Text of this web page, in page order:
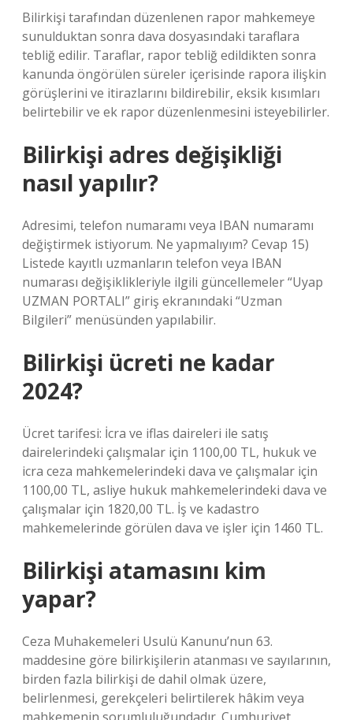
Bilirkişi tarafından düzenlenen rapor mahkemeye
sunulduktan sonra dava dosyasındaki taraflara
tebliğ edilir. Taraflar, rapor tebliğ edildikten sonra
kanunda öngörülen süreler içerisinde rapora ilişkin
görüşlerini ve itirazlarını bildirebilir, eksik kısımları
belirtebilir ve ek rapor düzenlenmesini isteyebilirler.
Bilirkişi adres değişikliği
nasıl yapılır?
Adresimi, telefon numaramı veya IBAN numaramı
değiştirmek istiyorum. Ne yapmalıyım? Cevap 15)
Listede kayıtlı uzmanların telefon veya IBAN
numarası değişiklikleriyle ilgili güncellemeler “Uyap
UZMAN PORTALI” giriş ekranındaki “Uzman
Bilgileri” menüsünden yapılabilir.
Bilirkişi ücreti ne kadar
2024?
Ücret tarifesi: İcra ve iflas daireleri ile satış
dairelerindeki çalışmalar için 1100,00 TL, hukuk ve
icra ceza mahkemelerindeki dava ve çalışmalar için
1100,00 TL, asliye hukuk mahkemelerindeki dava ve
çalışmalar için 1820,00 TL. İş ve kadastro
mahkemelerinde görülen dava ve işler için 1460 TL.
Bilirkişi atamasını kim
yapar?
Ceza Muhakemeleri Usulü Kanunu’nun 63.
maddesine göre bilirkişilerin atanması ve sayılarının,
birden fazla bilirkişi de dahil olmak üzere,
belirlenmesi, gerekçeleri belirtilerek hâkim veya